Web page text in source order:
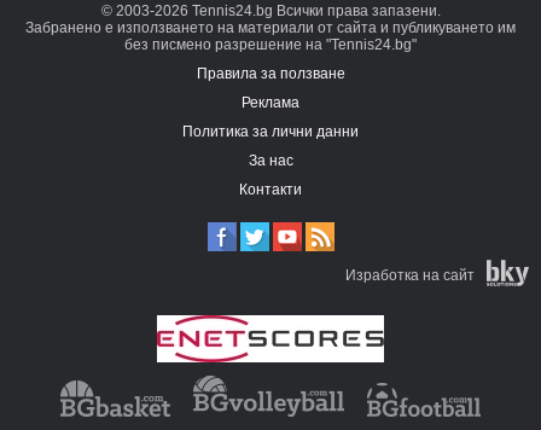
© 2003-2026 Tennis24.bg Всички права запазени.
Забранено е използването на материали от сайта и публикуването им
без писмено разрешение на "Tennis24.bg"
Правила за ползване
Реклама
Политика за лични данни
За нас
Контакти
Изработка на сайт